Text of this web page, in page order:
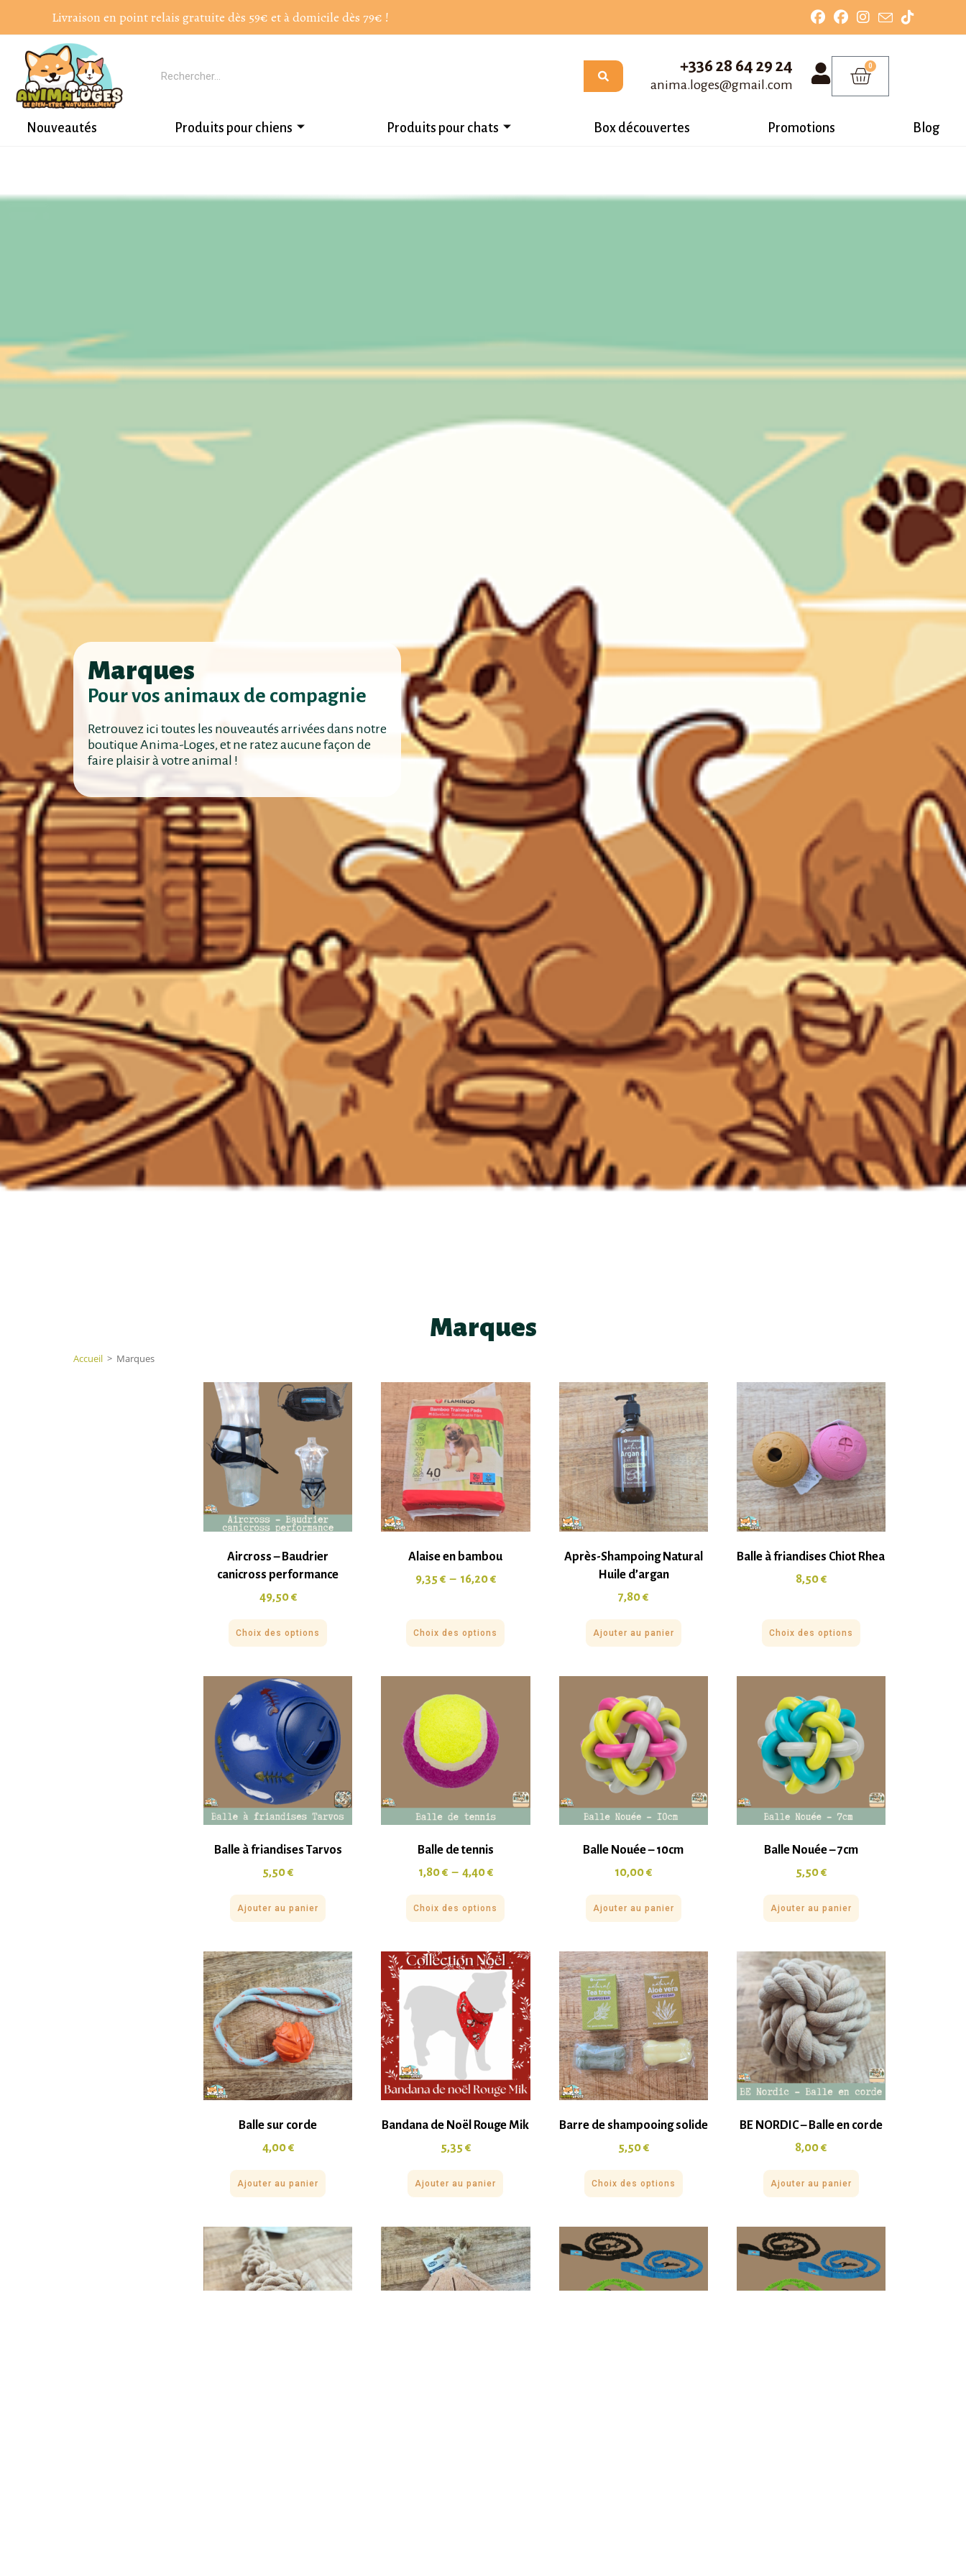
Livraison en point relais gratuite dès 59€ et à domicile dès 79€ !
+336 28 64 29 24
anima.loges@gmail.com
0
Nouveautés Produits pour chiens Produits pour chats Box découvertes Promotions Blog
Marques
Pour vos animaux de compagnie
Retrouvez ici toutes les nouveautés arrivées dans notre
boutique Anima-Loges, et ne ratez aucune façon de
faire plaisir à votre animal !
Marques
Accueil > Marques
Aircross – Baudrier
canicross performance
49,50€
Choix des options
Alaise en bambou
9,35 € – 16,20€
Choix des options
Après-Shampoing Natural
Huile d’argan
7,80€
Ajouter au panier
Balle à friandises Chiot Rhea
8,50€
Choix des options
Balle à friandises Tarvos
5,50€
Ajouter au panier
Balle de tennis
1,80€ – 4,40€
Choix des options
Balle Nouée – 10cm
10,00€
Ajouter au panier
Balle Nouée – 7cm
5,50€
Ajouter au panier
Balle sur corde
4,00€
Ajouter au panier
Bandana de Noël Rouge Mik
5,35 €
Ajouter au panier
Barre de shampooing solide
5,50€
Choix des options
BE NORDIC – Balle en corde
8,00€
Ajouter au panier